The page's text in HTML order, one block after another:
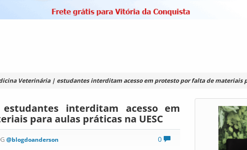
Veterinária | estudantes interditam acesso em protesto por falta de materiais
interditam acesso em
para aulas práticas na UESC
0
@blogdoanderson